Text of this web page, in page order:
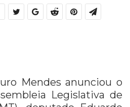
Mendes anunciou o
Legislativa de